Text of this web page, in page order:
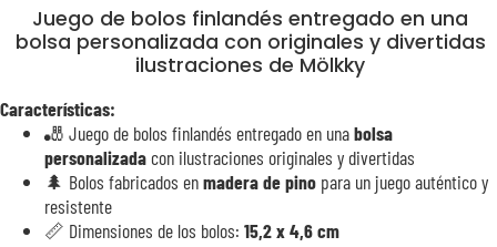
Juego de bolos finlandés entregado en una
bolsa personalizada con originales y divertidas
ilustraciones de Mölkky
Características:
🎳 Juego de bolos finlandés entregado en unabolsa
personalizadacon ilustraciones originales y divertidas
🌲 Bolos fabricados enmadera de pino para un juego auténtico y
resistente
📏 Dimensiones de los bolos: 15,2 x 4,6 cm